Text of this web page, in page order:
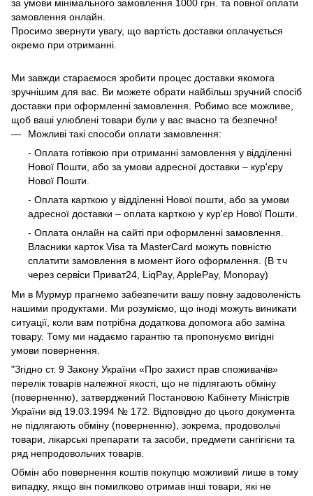
за умови мінімального замовлення 1000 грн. та повної оплати
замовлення онлайн.
Просимо звернути увагу, що вартість доставки оплачується
окремо при отриманні.
Ми завжди стараємося зробити процес доставки якомога
зручнішим для вас. Ви можете обрати найбільш зручний спосіб
доставки при оформленні замовлення. Робимо все можливе,
щоб ваші улюблені товари були у вас вчасно та безпечно!
Можливі такі способи оплати замовлення:
- Оплата готівкою при отриманні замовлення у відділенні
Нової Пошти, або за умови адресної доставки – кур'єру
Нової Пошти.
- Оплата карткою у відділенні Нової пошти, або за умови
адресної доставки – оплата карткою у кур'єр Нової Пошти.
- Оплата онлайн на сайті при оформленні замовлення.
Власники карток Visa та MasterCard можуть повністю
сплатити замовлення в момент його оформлення. (В т.ч
через сервіси Приват24, LiqPay, ApplePay, Monopay)
Ми в Мурмур прагнемо забезпечити вашу повну задоволеність
нашими продуктами. Ми розуміємо, що іноді можуть виникати
ситуації, коли вам потрібна додаткова допомога або заміна
товару. Тому ми надаємо гарантію та пропонуємо вигідні
умови повернення.
"Згідно ст. 9 Закону України «Про захист прав споживачів»
перелік товарів належної якості, що не підлягають обміну
(поверненню), затверджений Постановою Кабінету Міністрів
України від 19.03.1994 № 172. Відповідно до цього документа
не підлягають обміну (поверненню), зокрема, продовольчі
товари, лікарські препарати та засоби, предмети сангігієни та
ряд непродовольчих товарів.
Обмін або повернення коштів покупцю можливий лише в тому
випадку, якщо він помилково отримав інші товари, які не